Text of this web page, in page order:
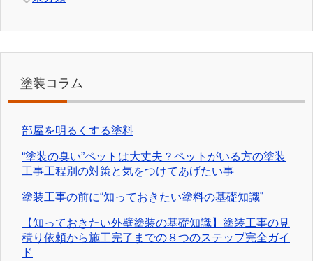
塗装コラム
部屋を明るくする塗料
“塗装の臭い”ペットは大丈夫？ペットがいる方の塗装
工事工程別の対策と気をつけてあげたい事
塗装工事の前に“知っておきたい塗料の基礎知識”
【知っておきたい外壁塗装の基礎知識】塗装工事の見
積り依頼から施工完了までの８つのステップ完全ガイ
ド